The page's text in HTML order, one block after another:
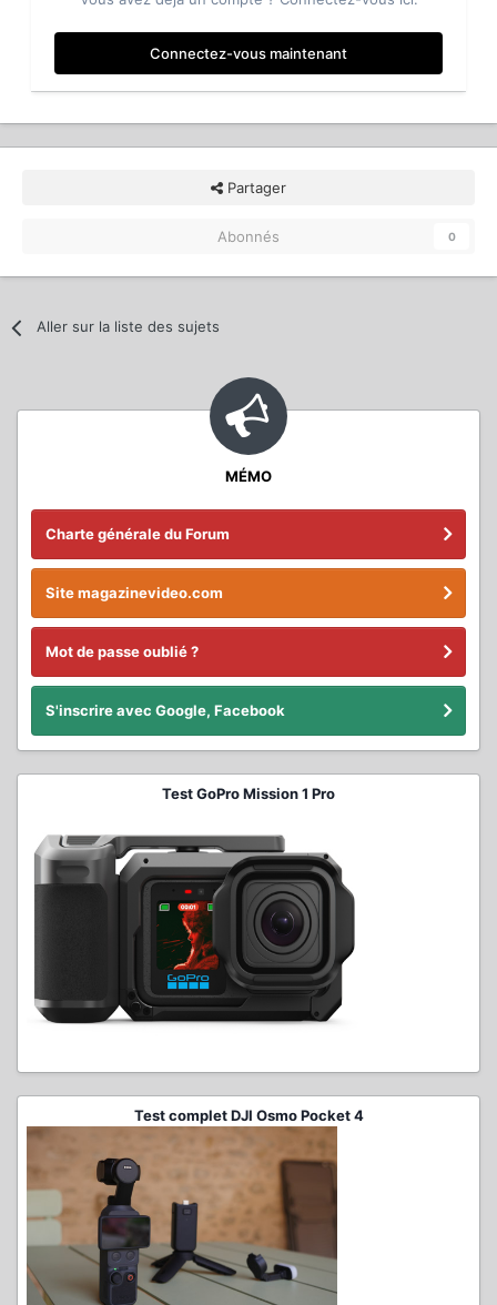
Connectez-vous maintenant
Partager
Abonnés 0
Aller sur la liste des sujets
MÉMO
Charte générale du Forum
Site magazinevideo.com
Mot de passe oublié ?
S'inscrire avec Google, Facebook
Test GoPro Mission 1 Pro
Test complet DJI Osmo Pocket 4